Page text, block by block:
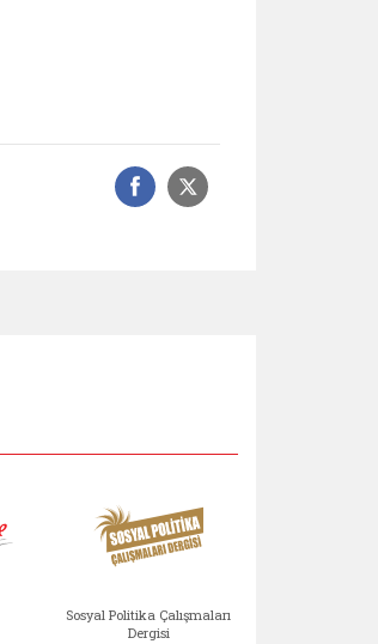
Facebook
Sosyal
Sosyal Politika Çalışmaları
Dergisi